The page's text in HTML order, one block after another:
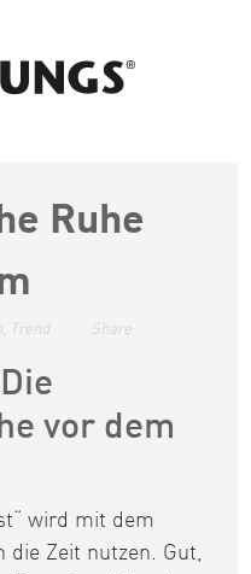
Ruhe
, Trend Share
vor dem
wird mit dem
die Zeit nutzen. Gut,